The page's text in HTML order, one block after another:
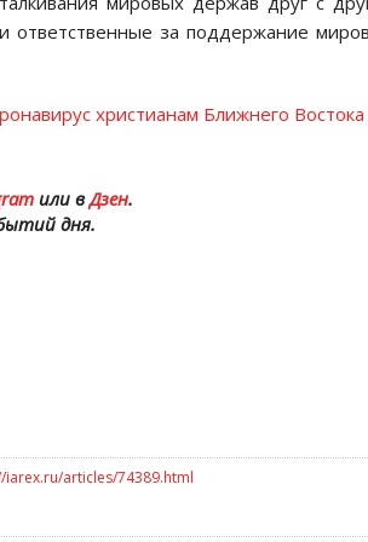
ответственные за поддержание
христианам Ближнего Востока
или вДзен.
дня.
iarex.ru/articles/74389.html